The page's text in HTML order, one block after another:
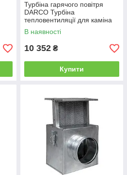
Турбіна гарячого повітря
DARCO Турбіна
тепловентиляції для каміна
490 м³/год Турбіна для
каміна DARCO AN1
В наявності
10 352 ₴
Купити